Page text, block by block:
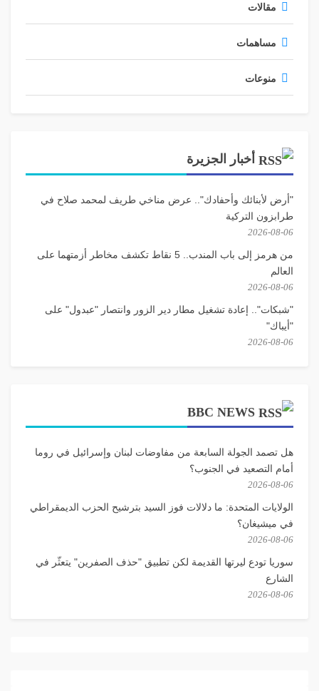
مقالات
مساهمات
منوعات
أخبار الجزيرة
"أرض لأبنائك وأحفادك".. عرض مناخي طريف لمحمد صلاح في
طرابزون التركية
2026-08-06
من هرمز إلى باب المندب.. 5 نقاط تكشف مخاطر أزمتهما على
العالم
2026-08-06
"شبكات".. إعادة تشغيل مطار دير الزور وانتصار "عبدول" على
"أيباك"
2026-08-06
BBC NEWS
هل تصمد الجولة السابعة من مفاوضات لبنان وإسرائيل في روما
أمام التصعيد في الجنوب؟
2026-08-06
الولايات المتحدة: ما دلالات فوز السيد بترشيح الحزب الديمقراطي
في ميشيغان؟
2026-08-06
سوريا تودع ليرتها القديمة لكن تطبيق "حذف الصفرين" يتعثّر في
الشارع
2026-08-06